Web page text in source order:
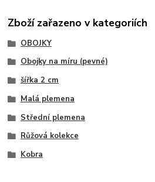
Zboží zařazeno v kategoriích
OBOJKY
Obojky na míru (pevné)
šířka 2 cm
Malá plemena
Střední plemena
Růžová kolekce
Kobra